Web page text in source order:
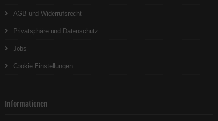
AGB und Widerrufsrecht
Privatsphäre und Datenschutz
Jobs
Cookie Einstellungen
Informationen